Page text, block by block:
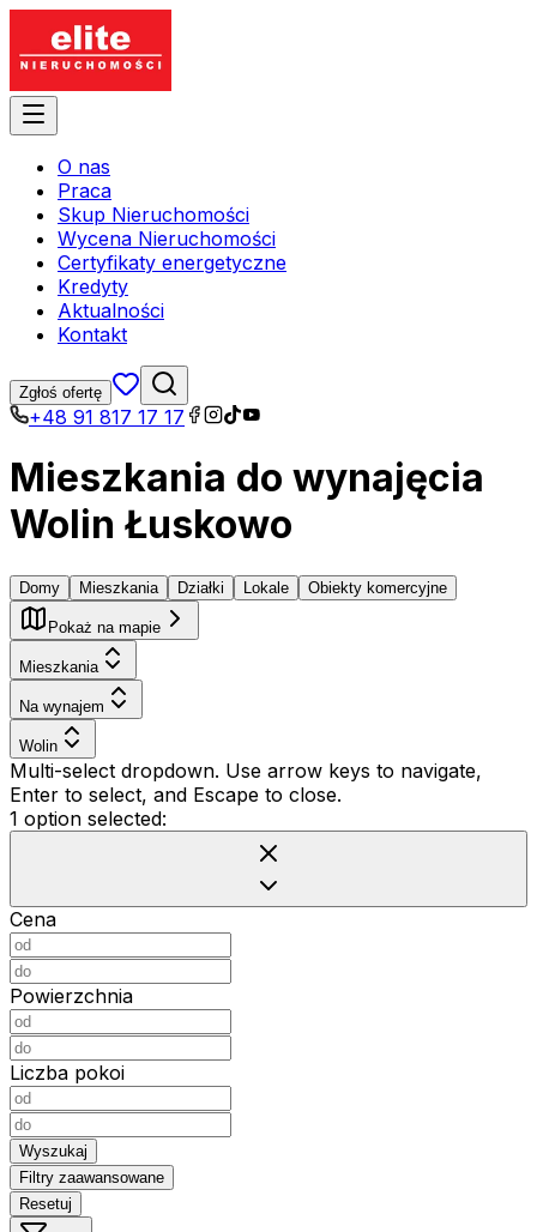
O nas
Praca
Skup Nieruchomości
Wycena Nieruchomości
Certyfikaty energetyczne
Kredyty
Aktualności
Kontakt
Zgłoś ofertę
+48 91 817 17 17
Mieszkania do wynajęcia
Wolin Łuskowo
Domy Mieszkania Działki Lokale Obiekty komercyjne
Pokaż na mapie
Mieszkania
Na wynajem
Wolin
Multi-select dropdown. Use arrow keys to navigate,
Enter to select, and Escape to close.
1 option selected:
Cena
Powierzchnia
Liczba pokoi
Wyszukaj
Filtry zaawansowane
Resetuj